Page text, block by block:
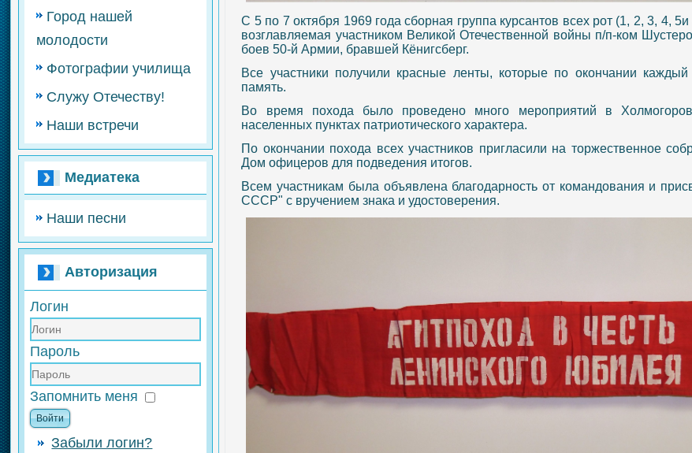
Город нашей
молодости
Фотографии училища
Служу Отечеству!
Наши встречи
Медиатека
Наши песни
Авторизация
Логин
Пароль
Запомнить меня
Войти
Забыли логин?
С 5 по 7 октября 1969 года сборная группа курсантов всех рот (1, 2, 3, 4,
возглавляемая участником Великой Отечественной войны п/п-ком
боев 50-й Армии, бравшей Кёнигсберг.
Все участники получили красные ленты, которые по окончании
память.
Во время похода было проведено много мероприятий в
населенных пунктах патриотического характера.
По окончании похода всех участников пригласили на торжественное
Дом офицеров для подведения итогов.
Всем участникам была объявлена благодарность от командования и
СССР" с вручением знака и удостоверения.